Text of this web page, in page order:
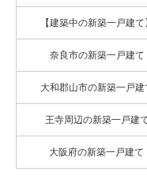
【建築中の新築一戸建て
奈良市の新築一戸建て
大和郡山市の新築一戸建
王寺周辺の新築一戸建
大阪府の新築一戸建て